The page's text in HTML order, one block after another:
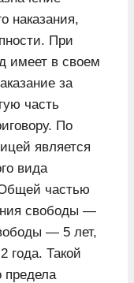
наказания,
При
имеет в своем
за
часть
По
является
вида
частью
свободы —
— 5 лет,
года. Такой
предела